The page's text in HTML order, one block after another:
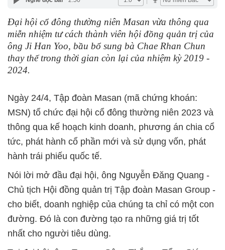
Đại hội cổ đông thường niên Masan vừa thông qua
miễn nhiệm tư cách thành viên hội đồng quản trị của
ông Ji Han Yoo, bầu bổ sung bà Chae Rhan Chun
thay thế trong thời gian còn lại của nhiệm kỳ 2019 -
2024.
Ngày 24/4, Tập đoàn Masan (mã chứng khoán:
MSN) tổ chức đại hội cổ đông thường niên 2023 và
thông qua kế hoạch kinh doanh, phương án chia cổ
tức, phát hành cổ phần mới và sử dụng vốn, phát
hành trái phiếu quốc tế.
Nói lời mở đầu đại hội, ông Nguyễn Đăng Quang -
Chủ tịch Hội đồng quản trị Tập đoàn Masan Group -
cho biết, doanh nghiệp của chúng ta chỉ có một con
đường. Đó là con đường tạo ra những giá trị tốt
nhất cho người tiêu dùng.